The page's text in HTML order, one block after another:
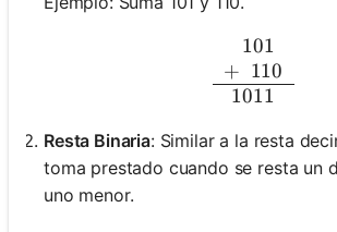
101
+ 110
1011
Resta Binaria: Similar a la resta
toma prestado cuando se resta un
uno menor.